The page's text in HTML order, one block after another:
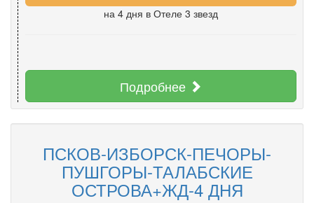
на 4 дня в Отеле 3 звезд
Подробнее
ПСКОВ-ИЗБОРСК-ПЕЧОРЫ-
ПУШГОРЫ-ТАЛАБСКИЕ
ОСТРОВА+ЖД-4 ДНЯ